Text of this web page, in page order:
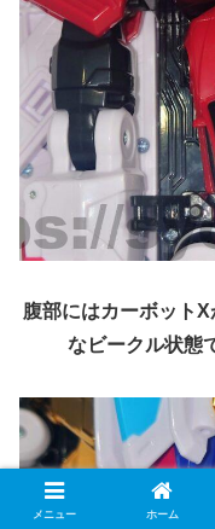
腹部にはカーボット
なビークル状態
メニュー ホーム